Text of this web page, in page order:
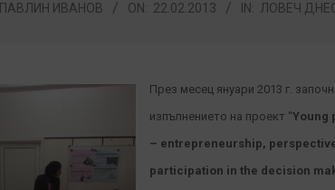
ПАВЛИН ИВАНОВ ON: 22.02.2013 IN: ЛОВЕЧ
През месец януари 2013 г.
изпълнението на проект “Young
– entrepreneurship,
participation in the decision